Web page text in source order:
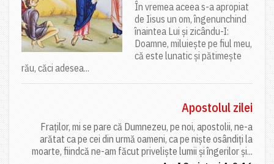
În vremea aceea s-a apropiat
de Iisus un om, îngenunchind
înaintea Lui și zicându-I:
Doamne, miluiește pe fiul meu,
că este lunatic și pătimește
rău, căci adesea...
Apostolul zilei
Fraților, mi se pare că Dumnezeu, pe noi, apostolii, ne-a
arătat ca pe cei din urmă oameni, ca pe niște osândiți la
moarte, fiindcă ne-am făcut priveliște lumii și îngerilor și...